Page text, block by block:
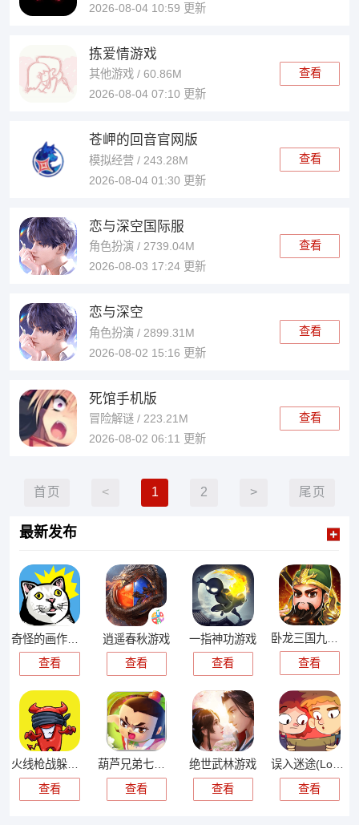
2026-08-04 10:59 更新
拣爱情游戏
其他游戏 / 60.86M
2026-08-04 07:10 更新
查看
苍岬的回音官网版
模拟经营 / 243.28M
2026-08-04 01:30 更新
查看
恋与深空国际服
角色扮演 / 2739.04M
2026-08-03 17:24 更新
查看
恋与深空
角色扮演 / 2899.31M
2026-08-02 15:16 更新
查看
死馆手机版
冒险解谜 / 223.21M
2026-08-02 06:11 更新
查看
首页 < 1 2 > 尾页
最新发布
奇怪的画作增加了
查看
逍遥春秋游戏
查看
一指神功游戏
查看
卧龙三国九游客户端
查看
火线枪战躲猫猫小游戏
查看
葫芦兄弟七子降妖
查看
绝世武林游戏
查看
误入迷途(Lost in Play)
查看